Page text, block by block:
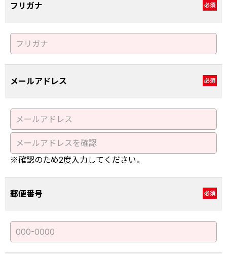
フリガナ 必須
メールアドレス 必須
※確認のため2度入力してください。
郵便番号 必須